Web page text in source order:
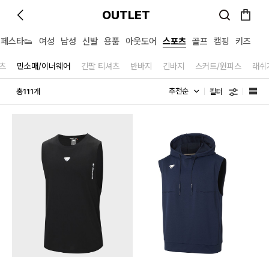
OUTLET
스타👟 여성 남성 신발 용품 아웃도어 스포츠 골프 캠핑 키즈
민소매/이너웨어 긴팔 티셔츠 반바지 긴바지 스커트/원피스 래쉬
총111개 필터